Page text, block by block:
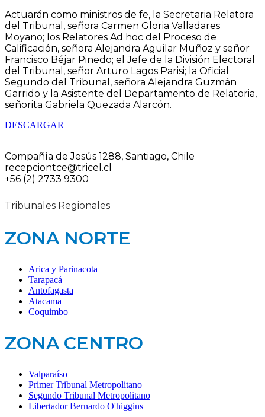
Actuarán como ministros de fe, la Secretaria Relatora
del Tribunal, señora Carmen Gloria Valladares
Moyano; los Relatores Ad hoc del Proceso de
Calificación, señora Alejandra Aguilar Muñoz y señor
Francisco Béjar Pinedo; el Jefe de la División Electoral
del Tribunal, señor Arturo Lagos Parisi; la Oficial
Segundo del Tribunal, señora Alejandra Guzmán
Garrido y la Asistente del Departamento de Relatoria,
señorita Gabriela Quezada Alarcón.
DESCARGAR
Compañía de Jesús 1288, Santiago, Chile
recepciontce@tricel.cl
+56 (2) 2733 9300
Tribunales Regionales
ZONA NORTE
Arica y Parinacota
Tarapacá
Antofagasta
Atacama
Coquimbo
ZONA CENTRO
Valparaíso
Primer Tribunal Metropolitano
Segundo Tribunal Metropolitano
Libertador Bernardo O'higgins